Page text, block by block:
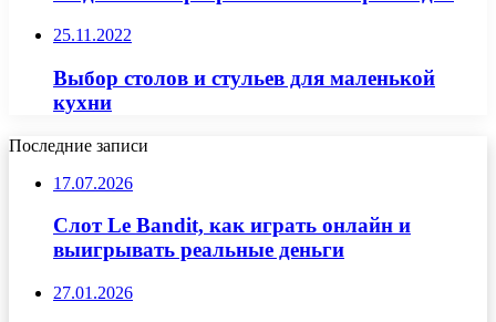
25.11.2022
Выбор столов и стульев для маленькой
кухни
Последние записи
17.07.2026
Слот Le Bandit, как играть онлайн и
выигрывать реальные деньги
27.01.2026